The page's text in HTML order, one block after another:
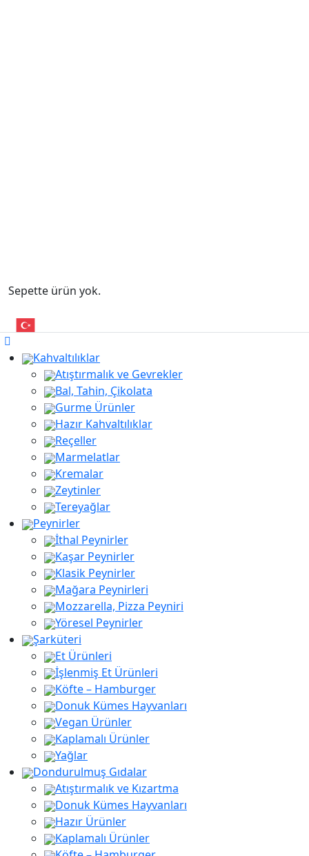
Sepette ürün yok.
Kahvaltılıklar
Atıştırmalık ve Gevrekler
Bal, Tahin, Çikolata
Gurme Ürünler
Hazır Kahvaltılıklar
Reçeller
Marmelatlar
Kremalar
Zeytinler
Tereyağlar
Peynirler
İthal Peynirler
Kaşar Peynirler
Klasik Peynirler
Mağara Peynirleri
Mozzarella, Pizza Peyniri
Yöresel Peynirler
Şarküteri
Et Ürünleri
İşlenmiş Et Ürünleri
Köfte – Hamburger
Donuk Kümes Hayvanları
Vegan Ürünler
Kaplamalı Ürünler
Yağlar
Dondurulmuş Gıdalar
Atıştırmalık ve Kızartma
Donuk Kümes Hayvanları
Hazır Ürünler
Kaplamalı Ürünler